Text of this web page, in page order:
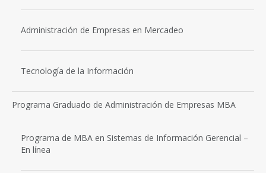
Administración de Empresas en Mercadeo
Tecnología de la Información
Programa Graduado de Administración de Empresas MBA
Programa de MBA en Sistemas de Información Gerencial –
En línea